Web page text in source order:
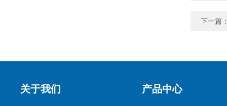
下一篇
关于我们 产品中心